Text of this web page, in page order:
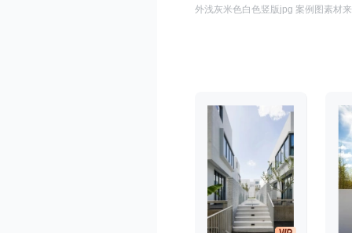
外浅灰米色白色竖版jpg 案例图 素材